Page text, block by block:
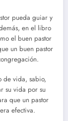
pueda guiar y
en el libro
el buen pastor
un buen pastor
de vida, sabio,
su vida por su
que un pastor
efectiva.